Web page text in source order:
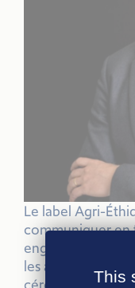
Le label Agri-
communiquer en
engagements.
les années 2000
This